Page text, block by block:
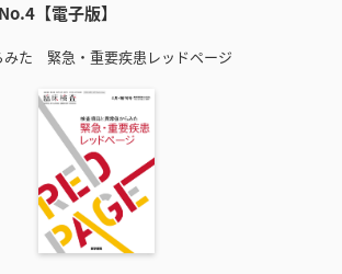
【電子版】
みた 緊急・重要疾患レッドページ